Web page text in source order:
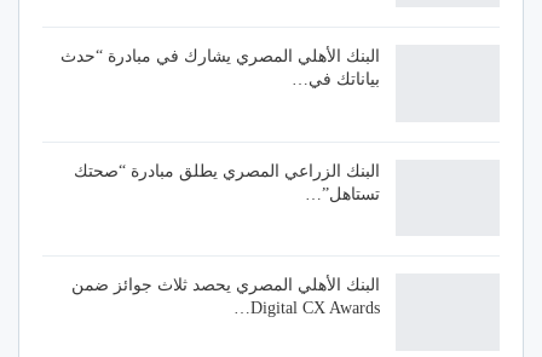
البنك الأهلي المصري يشارك في مبادرة “حدث
بياناتك في…
البنك الزراعي المصري يطلق مبادرة “صحتك
تستاهل”…
البنك الأهلي المصري يحصد ثلاث جوائز ضمن
Digital CX Awards…